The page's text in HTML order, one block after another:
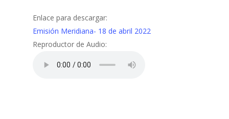
Enlace para descargar:
Emisión Meridiana- 18 de abril 2022
Reproductor de Audio: